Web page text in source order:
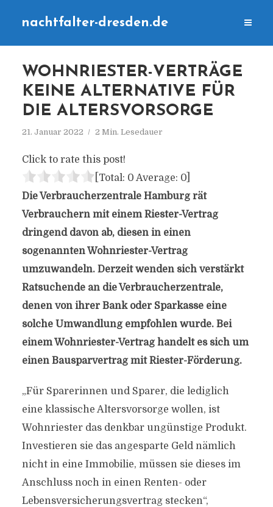
nachtfalter-dresden.de
WOHNRIESTER-VERTRÄGE
KEINE ALTERNATIVE FÜR
DIE ALTERSVORSORGE
21. Januar 2022 2 Min. Lesedauer
Click to rate this post!
[Total: 0 Average: 0]
Die Verbraucherzentrale Hamburg rät
Verbrauchern mit einem Riester-Vertrag
dringend davon ab, diesen in einen
sogenannten Wohnriester-Vertrag
umzuwandeln. Derzeit wenden sich verstärkt
Ratsuchende an die Verbraucherzentrale,
denen von ihrer Bank oder Sparkasse eine
solche Umwandlung empfohlen wurde. Bei
einem Wohnriester-Vertrag handelt es sich um
einen Bausparvertrag mit Riester-Förderung.
„Für Sparerinnen und Sparer, die lediglich
eine klassische Altersvorsorge wollen, ist
Wohnriester das denkbar ungünstige Produkt.
Investieren sie das angesparte Geld nämlich
nicht in eine Immobilie, müssen sie dieses im
Anschluss noch in einen Renten- oder
Lebensversicherungsvertrag stecken“,